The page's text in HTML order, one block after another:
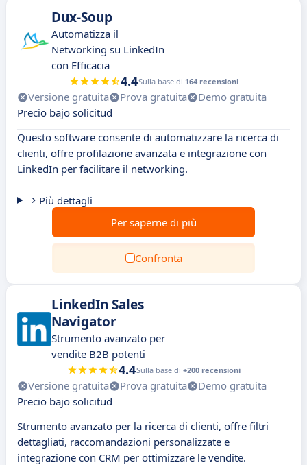
Dux-Soup
Automatizza il
Networking su LinkedIn
con Efficacia
4.4Sulla base di 164 recensioni
Versione gratuita Prova gratuita
Demo gratuita
Precio bajo solicitud
Questo software consente di automatizzare la ricerca di
clienti, offre profilazione avanzata e integrazione con
LinkedIn per facilitare il networking.
Più dettagli
Per saperne di più
Confronta
LinkedIn Sales
Navigator
Strumento avanzato per
vendite B2B potenti
4.4Sulla base di +200 recensioni
Versione gratuita Prova gratuita
Demo gratuita
Precio bajo solicitud
Strumento avanzato per la ricerca di clienti, offre filtri
dettagliati, raccomandazioni personalizzate e
integrazione con CRM per ottimizzare le vendite.